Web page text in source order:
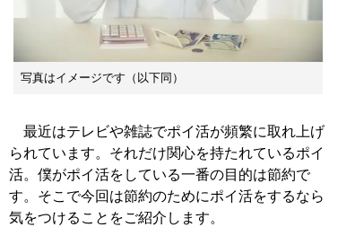
写真はイメージです（以下同）
最近はテレビや雑誌でポイ活が頻繁に取れ上げ
られています。それだけ関心を持たれているポイ
活。僕がポイ活をしている一番の目的は節約で
す。そこで今回は節約のためにポイ活をするなら
気をつけることをご紹介します。